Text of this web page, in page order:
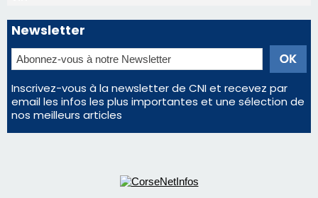
Régie publicitaire
Mentions légales
Nous contacter